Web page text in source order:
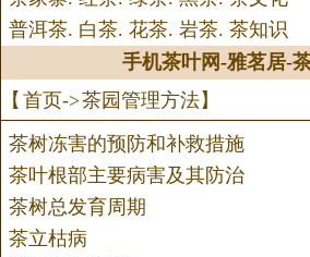
普洱茶. 白茶. 花茶. 岩茶. 茶知识
手机茶叶网-雅茗居-
【 首页->茶园管理方法】
茶树冻害的预防和补救措施
茶叶根部主要病害及其防治
茶树总发育周期
茶立枯病